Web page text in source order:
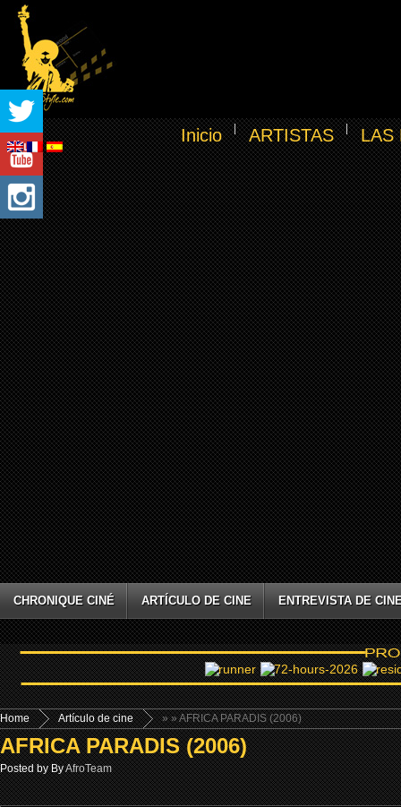
Inicio ARTISTAS LAS
CHRONIQUE CINÉ ARTÍCULO DE CINE ENTREVISTA DE
Home »
Artículo de cine » AFRICA PARADIS (2006)
AFRICA PARADIS (2006)
Posted by ByAfroTeam